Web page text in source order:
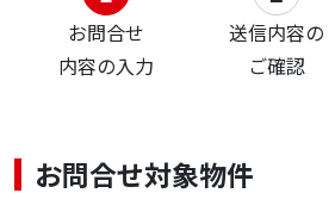
お問合せ
内容の入力
送信内容の
ご確認
お問合せ対象物件